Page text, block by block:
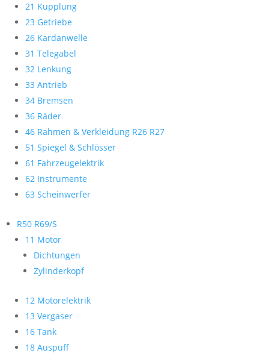
21 Kupplung
23 Getriebe
26 Kardanwelle
31 Telegabel
32 Lenkung
33 Antrieb
34 Bremsen
36 Räder
46 Rahmen & Verkleidung R26 R27
51 Spiegel & Schlösser
61 Fahrzeugelektrik
62 Instrumente
63 Scheinwerfer
R50 R69/S
11 Motor
Dichtungen
Zylinderkopf
12 Motorelektrik
13 Vergaser
16 Tank
18 Auspuff